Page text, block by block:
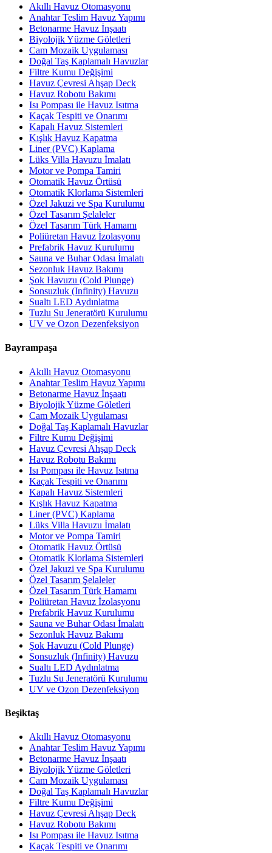
Akıllı Havuz Otomasyonu
Anahtar Teslim Havuz Yapımı
Betonarme Havuz İnşaatı
Biyolojik Yüzme Göletleri
Cam Mozaik Uygulaması
Doğal Taş Kaplamalı Havuzlar
Filtre Kumu Değişimi
Havuz Çevresi Ahşap Deck
Havuz Robotu Bakımı
Isı Pompası ile Havuz Isıtma
Kaçak Tespiti ve Onarımı
Kapalı Havuz Sistemleri
Kışlık Havuz Kapatma
Liner (PVC) Kaplama
Lüks Villa Havuzu İmalatı
Motor ve Pompa Tamiri
Otomatik Havuz Örtüsü
Otomatik Klorlama Sistemleri
Özel Jakuzi ve Spa Kurulumu
Özel Tasarım Şelaleler
Özel Tasarım Türk Hamamı
Poliüretan Havuz İzolasyonu
Prefabrik Havuz Kurulumu
Sauna ve Buhar Odası İmalatı
Sezonluk Havuz Bakımı
Şok Havuzu (Cold Plunge)
Sonsuzluk (Infinity) Havuzu
Sualtı LED Aydınlatma
Tuzlu Su Jeneratörü Kurulumu
UV ve Ozon Dezenfeksiyon
Bayrampaşa
Akıllı Havuz Otomasyonu
Anahtar Teslim Havuz Yapımı
Betonarme Havuz İnşaatı
Biyolojik Yüzme Göletleri
Cam Mozaik Uygulaması
Doğal Taş Kaplamalı Havuzlar
Filtre Kumu Değişimi
Havuz Çevresi Ahşap Deck
Havuz Robotu Bakımı
Isı Pompası ile Havuz Isıtma
Kaçak Tespiti ve Onarımı
Kapalı Havuz Sistemleri
Kışlık Havuz Kapatma
Liner (PVC) Kaplama
Lüks Villa Havuzu İmalatı
Motor ve Pompa Tamiri
Otomatik Havuz Örtüsü
Otomatik Klorlama Sistemleri
Özel Jakuzi ve Spa Kurulumu
Özel Tasarım Şelaleler
Özel Tasarım Türk Hamamı
Poliüretan Havuz İzolasyonu
Prefabrik Havuz Kurulumu
Sauna ve Buhar Odası İmalatı
Sezonluk Havuz Bakımı
Şok Havuzu (Cold Plunge)
Sonsuzluk (Infinity) Havuzu
Sualtı LED Aydınlatma
Tuzlu Su Jeneratörü Kurulumu
UV ve Ozon Dezenfeksiyon
Beşiktaş
Akıllı Havuz Otomasyonu
Anahtar Teslim Havuz Yapımı
Betonarme Havuz İnşaatı
Biyolojik Yüzme Göletleri
Cam Mozaik Uygulaması
Doğal Taş Kaplamalı Havuzlar
Filtre Kumu Değişimi
Havuz Çevresi Ahşap Deck
Havuz Robotu Bakımı
Isı Pompası ile Havuz Isıtma
Kaçak Tespiti ve Onarımı